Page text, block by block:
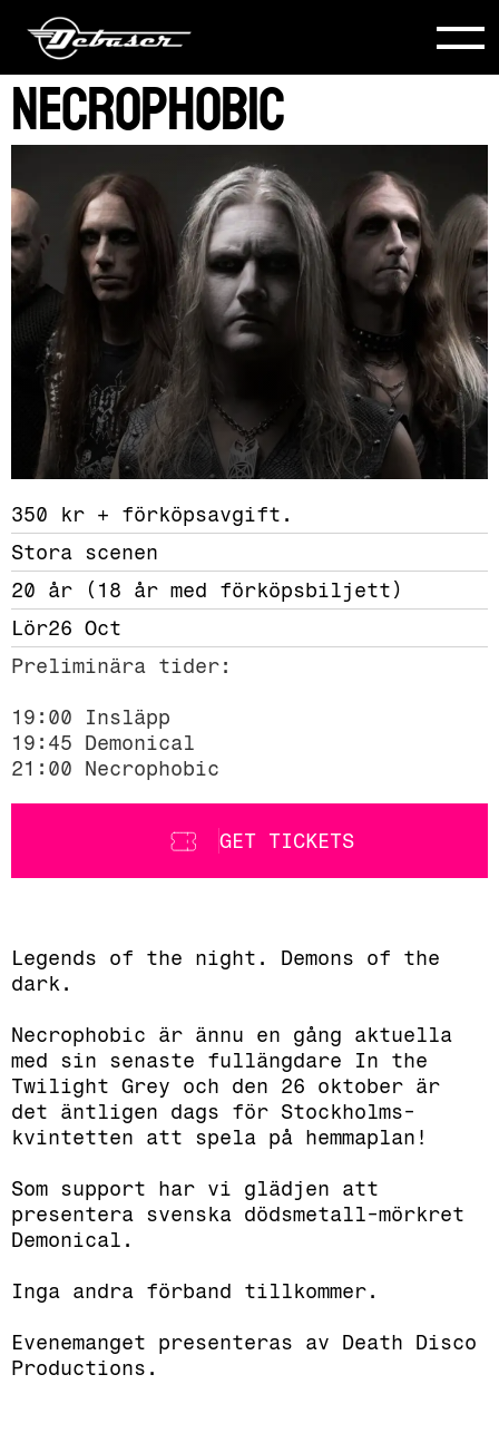
Necrophobic
350 kr + förköpsavgift.
Stora scenen
20 år (18 år med förköpsbiljett)
Lör26 Oct
Preliminära tider:
19:00 Insläpp
19:45 Demonical
21:00 Necrophobic
GET TICKETS
Legends of the night. Demons of the
dark.
Necrophobic är ännu en gång aktuella
med sin senaste fullängdare In the
Twilight Grey och den 26 oktober är
det äntligen dags för Stockholms-
kvintetten att spela på hemmaplan!
Som support har vi glädjen att
presentera svenska dödsmetall-mörkret
Demonical.
Inga andra förband tillkommer.
Evenemanget presenteras av Death Disco
Productions.